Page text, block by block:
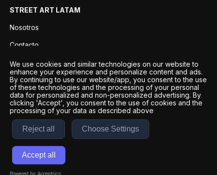
STREET ART LATAM
Nosotros
Contacto
Privacidad
Desarrollo por
Términos y condiciones
We use cookies and similar technologies on our website to
enhance your experience and personalize content and ads.
By continuing to use our website/app, you consent to the use
of these technologies and the processing of your personal
data for personalized and non-personalized advertising. By
clicking 'Accept', you consent to the use of cookies and the
processing of your data as described above
Reject all Choose Settings
Accept all
Powered by Acceptrics